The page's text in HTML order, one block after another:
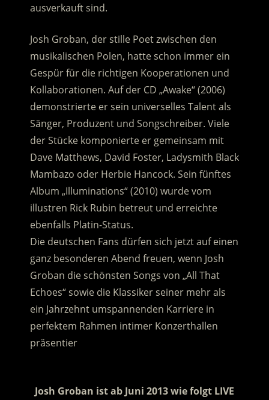
ausverkauft sind.
Josh Groban, der stille Poet zwischen den
musikalischen Polen, hatte schon immer ein
Gespür für die richtigen Kooperationen und
Kollaborationen. Auf der CD „Awake“ (2006)
demonstrierte er sein universelles Talent als
Sänger, Produzent und Songschreiber. Viele
der Stücke komponierte er gemeinsam mit
Dave Matthews, David Foster, Ladysmith Black
Mambazo oder Herbie Hancock. Sein fünftes
Album „Illuminations“ (2010) wurde vom
illustren Rick Rubin betreut und erreichte
ebenfalls Platin-Status.
Die deutschen Fans dürfen sich jetzt auf einen
ganz besonderen Abend freuen, wenn Josh
Groban die schönsten Songs von „All That
Echoes“ sowie die Klassiker seiner mehr als
ein Jahrzehnt umspannenden Karriere in
perfektem Rahmen intimer Konzerthallen
präsentier
Josh Groban ist ab Juni 2013 wie folgt LIVE